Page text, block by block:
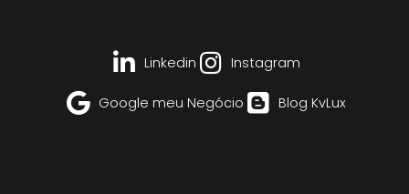
Linkedin Instagram
Google meu Negócio Blog KvLux